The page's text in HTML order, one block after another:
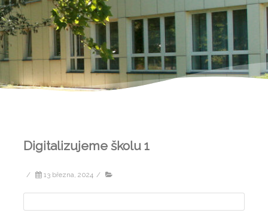
Digitalizujeme školu 1
/ 13 března, 2024 /